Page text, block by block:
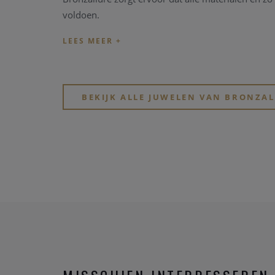
voldoen.
BEKIJK ALLE JUWELEN VAN